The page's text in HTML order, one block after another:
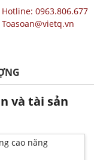
Hotline: 0963.806.677
Toasoan@vietq.vn
và tài sản
cao năng